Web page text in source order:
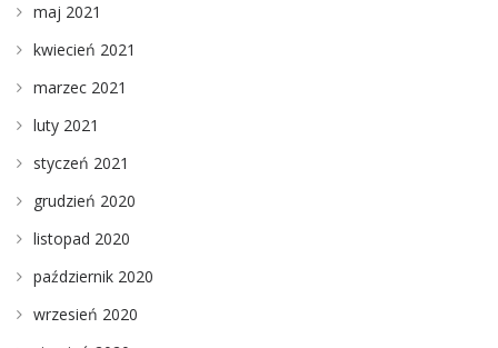
maj 2021
kwiecień 2021
marzec 2021
luty 2021
styczeń 2021
grudzień 2020
listopad 2020
październik 2020
wrzesień 2020